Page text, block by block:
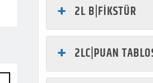
2L B|FİKSTÜR
2LC|PUAN